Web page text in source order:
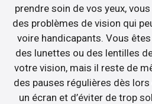
prendre soin de vos yeux,
des problèmes de vision qui
voire handicapants. Vous
des lunettes ou des lentilles
votre vision, mais il reste de
des pauses régulières dès
un écran et d’éviter de trop